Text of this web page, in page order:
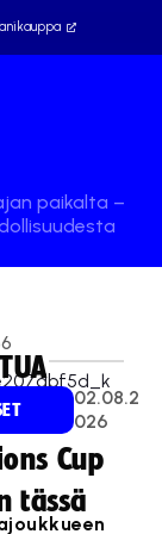
paikalta –
02.08.2
026
Cup
tässä